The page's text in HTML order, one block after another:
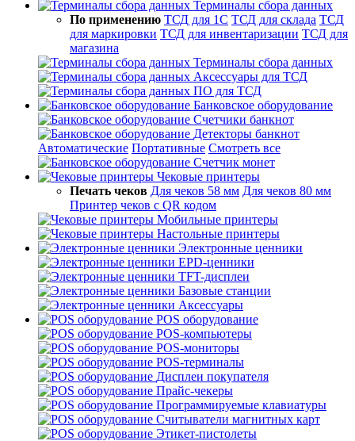
Терминалы сбора данных
По применению ТСД для 1С ТСД для склада ТСД
для маркировки ТСД для инвентаризации ТСД для
магазина
Терминалы сбора данных
Аксессуары для ТСД
ПО для ТСД
Банковское оборудование
Счетчики банкнот
Детекторы банкнот
Автоматические Портативные Смотреть все
Счетчик монет
Чековые принтеры
Печать чеков Для чеков 58 мм Для чеков 80 мм
Принтер чеков с QR кодом
Мобильные принтеры
Настольные принтеры
Электронные ценники
EPD-ценники
TFT-дисплеи
Базовые станции
Аксессуары
POS оборудование
POS-компьютеры
POS-мониторы
POS-терминалы
Дисплеи покупателя
Прайс-чекеры
Программируемые клавиатуры
Считыватели магнитных карт
Этикет-пистолеты